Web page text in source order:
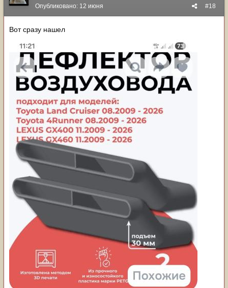
#18
Опубликовано: 12 июня
Вот сразу нашел